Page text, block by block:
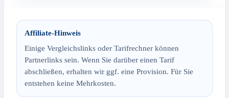
Affiliate-Hinweis
Einige Vergleichslinks oder Tarifrechner können
Partnerlinks sein. Wenn Sie darüber einen Tarif
abschließen, erhalten wir ggf. eine Provision. Für Sie
entstehen keine Mehrkosten.